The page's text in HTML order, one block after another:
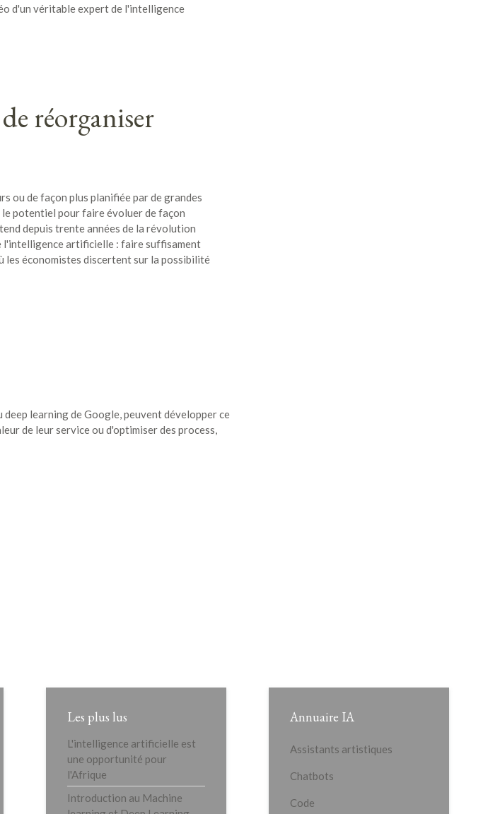
d'un véritable expert de l'intelligence
réorganiser
ou de façon plus planifiée par de grandes
potentiel pour faire évoluer de façon
depuis trente années de la révolution
l'intelligence artificielle : faire suffisament
les économistes discertent sur la possibilité
learning de Google, peuvent développer ce
de leur service ou d'optimiser des process,
Les plus lus
L'intelligence artificielle est
une opportunité pour
l'Afrique
Introduction au Machine
Annuaire IA
Assistants artistiques
Chatbots
Code